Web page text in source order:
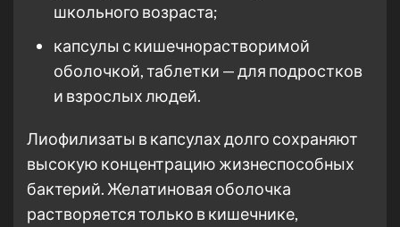
школьного возраста;
капсулы с кишечнорастворимой
оболочкой, таблетки — для подростков
и взрослых людей.
Лиофилизаты в капсулах долго сохраняют
высокую концентрацию жизнеспособных
бактерий. Желатиновая оболочка
растворяется только в кишечнике,